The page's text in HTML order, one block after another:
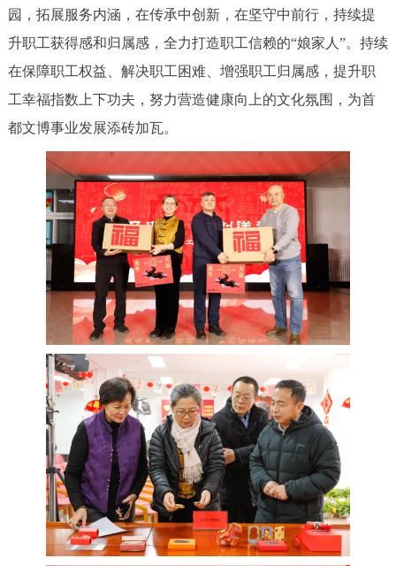
园，拓展服务内涵，在传承中创新，在坚守中前行，持续提
升职工获得感和归属感，全力打造职工信赖的“娘家人”。持续
在保障职工权益、解决职工困难、增强职工归属感，提升职
工幸福指数上下功夫，努力营造健康向上的文化氛围，为首
都文博事业发展添砖加瓦。